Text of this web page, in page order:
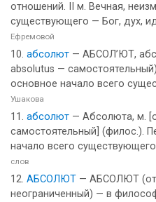
отношений. II м. Вечная,
существующего — Бог, дух,
Ефремовой
абсолют — АБСОЛ’ЮТ,
absolutus —
основное начало всего
Ушакова
абсолют — Абсолюта, м.
самостоятельный] (филос.).
начало всего
слов
АБСОЛЮТ — АБСОЛЮТ (от
неограниченный) — в